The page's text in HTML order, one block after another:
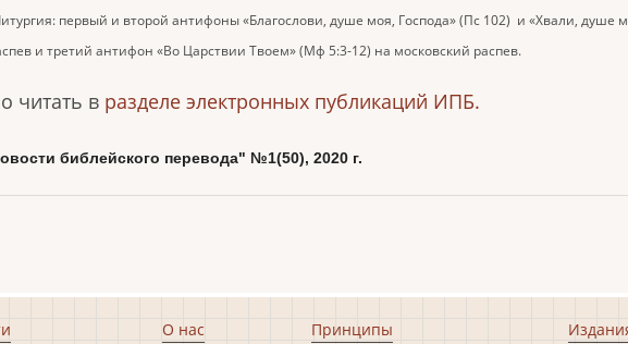
первый и второй антифоны «Благослови, душе моя, Господа» (Пс 102) и «Хвали, душе
и третий антифон «Во Царствии Твоем» (Мф 5:3-12) на московский распев.
читать в разделе электронных публикаций ИПБ.
библейского перевода" №1(50), 2020 г.
О нас
Принципы